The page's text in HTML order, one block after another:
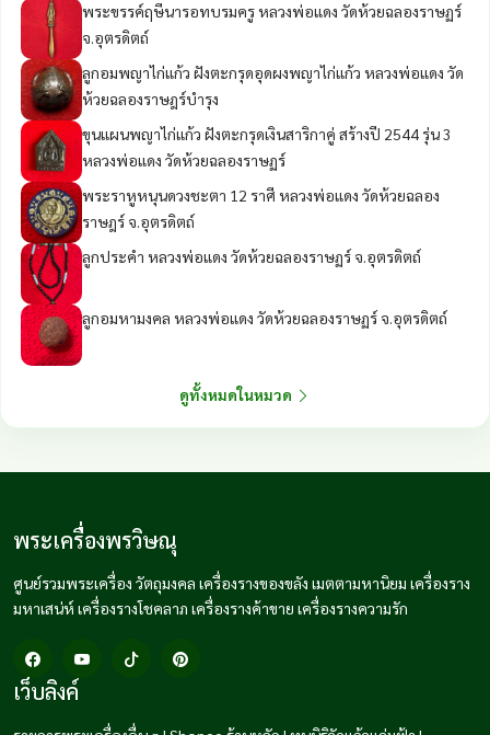
พระขรรค์ฤษีนารอทบรมครู หลวงพ่อแดง วัดห้วยฉลองราษฏร์
จ.อุตรดิตถ์
ลูกอมพญาไก่แก้ว ฝังตะกรุดอุดผงพญาไก่แก้ว หลวงพ่อแดง วัด
ห้วยฉลองราษฎร์บำรุง
ขุนแผนพญาไก่แก้ว ฝังตะกรุดเงินสาริกาคู่ สร้างปี 2544 รุ่น 3
หลวงพ่อแดง วัดห้วยฉลองราษฏร์
พระราหูหนุนดวงชะตา 12 ราศี หลวงพ่อแดง วัดห้วยฉลอง
ราษฎร์ จ.อุตรดิตถ์
ลูกประคำ หลวงพ่อแดง วัดห้วยฉลองราษฏร์ จ.อุตรดิตถ์
ลูกอมหามงคล หลวงพ่อแดง วัดห้วยฉลองราษฏร์ จ.อุตรดิตถ์
ดูทั้งหมดในหมวด
พระเครื่องพรวิษณุ
ศูนย์รวมพระเครื่อง วัตถุมงคล เครื่องรางของขลัง เมตตามหานิยม เครื่องราง
มหาเสน่ห์ เครื่องรางโชคลาภ เครื่องรางค้าขาย เครื่องรางความรัก
เว็บลิงค์